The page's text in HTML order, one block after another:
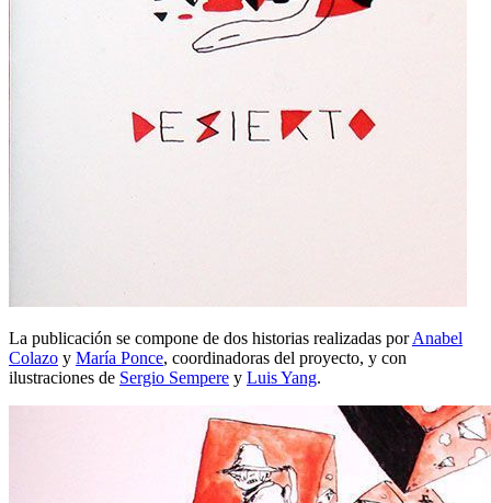
La publicación se compone de dos historias realizadas porAnabel
Colazo y María Ponce, coordinadoras del proyecto, y con
ilustraciones de Sergio Sempere y Luis Yang.